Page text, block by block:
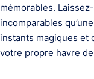
mémorables.
incomparables
instants magiques et
votre propre havre